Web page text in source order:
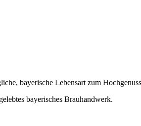
bayerische Lebensart zum
bayerisches Brauhandwerk.